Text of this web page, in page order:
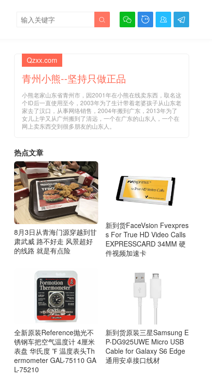
   

Qzxx.com
青州小熊--坚持只做正品
小熊老家山东省青州市，因2001年在小熊在线卖东西，取名这
个ID后一直使用至今，2003年为了生计带着老婆孩子从山东老
家去了汉口，从事网络销售，2004年搬到广东，2013年为了
女儿上学又从广州搬到了清远，一个在广东的山东人，一个在
网上卖东西交到很多朋友的山东人。
热点文章
8月3日从青海门源穿越到甘
肃武威 路不好走 风景超好
的线路 就是有点险
新到货FaceVsion Fvexpres
s For True HD Video Calls
EXPRESSCARD 34MM 硬
件视频加速卡
全新原装Reference抛光不
锈钢车把空气温度计 4厘米
表盘 华氏度 ℉ 温度表头Th
ermometer GAL-75110 GA
L-75210
新到货原装三星Samsung E
P-DG925UWE Micro USB
Cable for Galaxy S6 Edge
通用安卓接口线材